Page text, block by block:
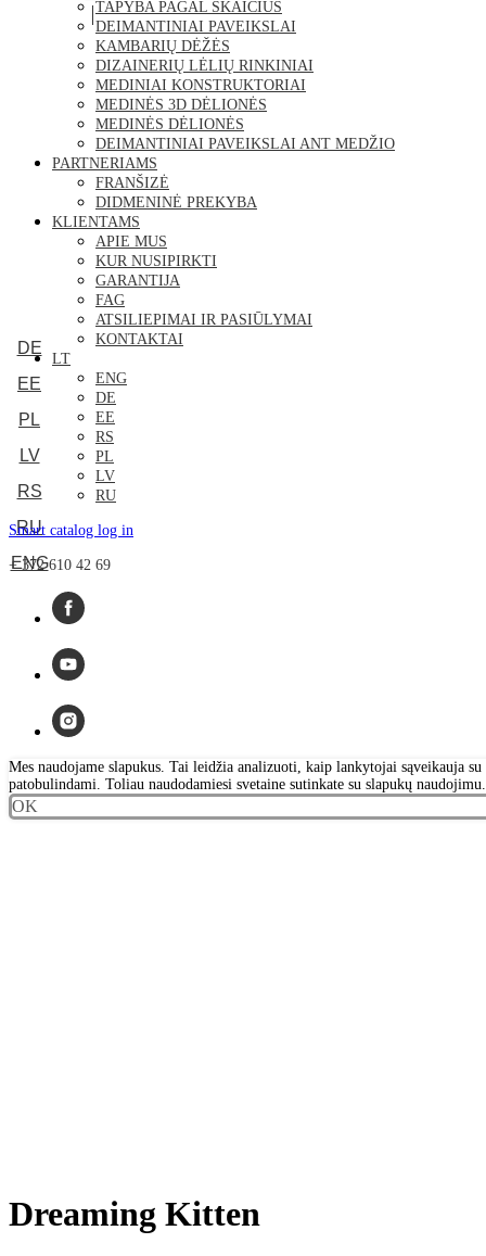
DE
EE
PL
LV
RS
RU
ENG
TAPYBA PAGAL SKAIČIUS
DEIMANTINIAI PAVEIKSLAI
KAMBARIŲ DĖŽĖS
DIZAINERIŲ LĖLIŲ RINKINIAI
MEDINIAI KONSTRUKTORIAI
MEDINĖS 3D DĖLIONĖS
MEDINĖS DĖLIONĖS
DEIMANTINIAI PAVEIKSLAI ANT MEDŽIO
PARTNERIAMS
FRANŠIZĖ
DIDMENINĖ PREKYBA
KLIENTAMS
APIE MUS
KUR NUSIPIRKTI
GARANTIJA
FAG
ATSILIEPIMAI IR PASIŪLYMAI
KONTAKTAI
LT
ENG
DE
EE
RS
PL
LV
RU
Smart catalog log in
+ 372 610 42 69
Mes naudojame slapukus. Tai leidžia analizuoti, kaip lankytojai sąveikauja su
patobulindami. Toliau naudodamiesi svetaine sutinkate su slapukų naudojimu.
OK
Dreaming Kitten